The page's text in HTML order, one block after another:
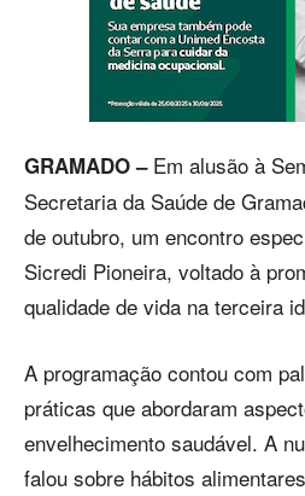
GRAMADO – Em alusão à
Secretaria da Saúde de
de outubro, um encontro
Sicredi Pioneira, voltado à
qualidade de vida na terceira
A programação contou com
práticas que abordaram
envelhecimento saudável. A
falou sobre hábitos